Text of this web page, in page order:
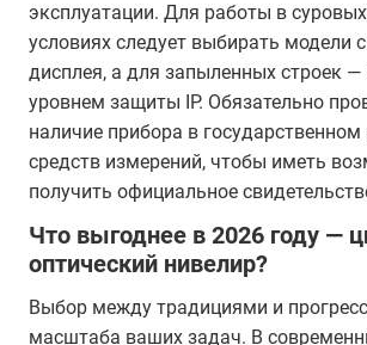
эксплуатации. Для работы в
условиях следует выбирать модели
дисплея, а для запыленных строек
уровнем защиты IP. Обязательно
наличие прибора в государственном
средств измерений, чтобы иметь
получить официальное
Что выгоднее в 2026 году —
оптический нивелир?
Выбор между традициями и
масштаба ваших задач. В